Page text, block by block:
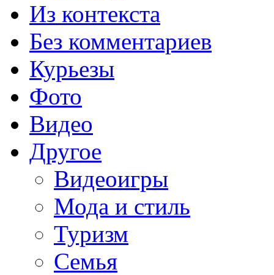
Из контекста
Без комментариев
Курьезы
Фото
Видео
Другое
Видеоигры
Мода и стиль
Туризм
Семья